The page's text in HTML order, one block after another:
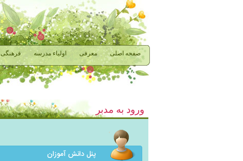
صفحه اصلی معرفی اولیاء مدرسه فرهنگی
ورود به مدبر
پنل دانش آموزان